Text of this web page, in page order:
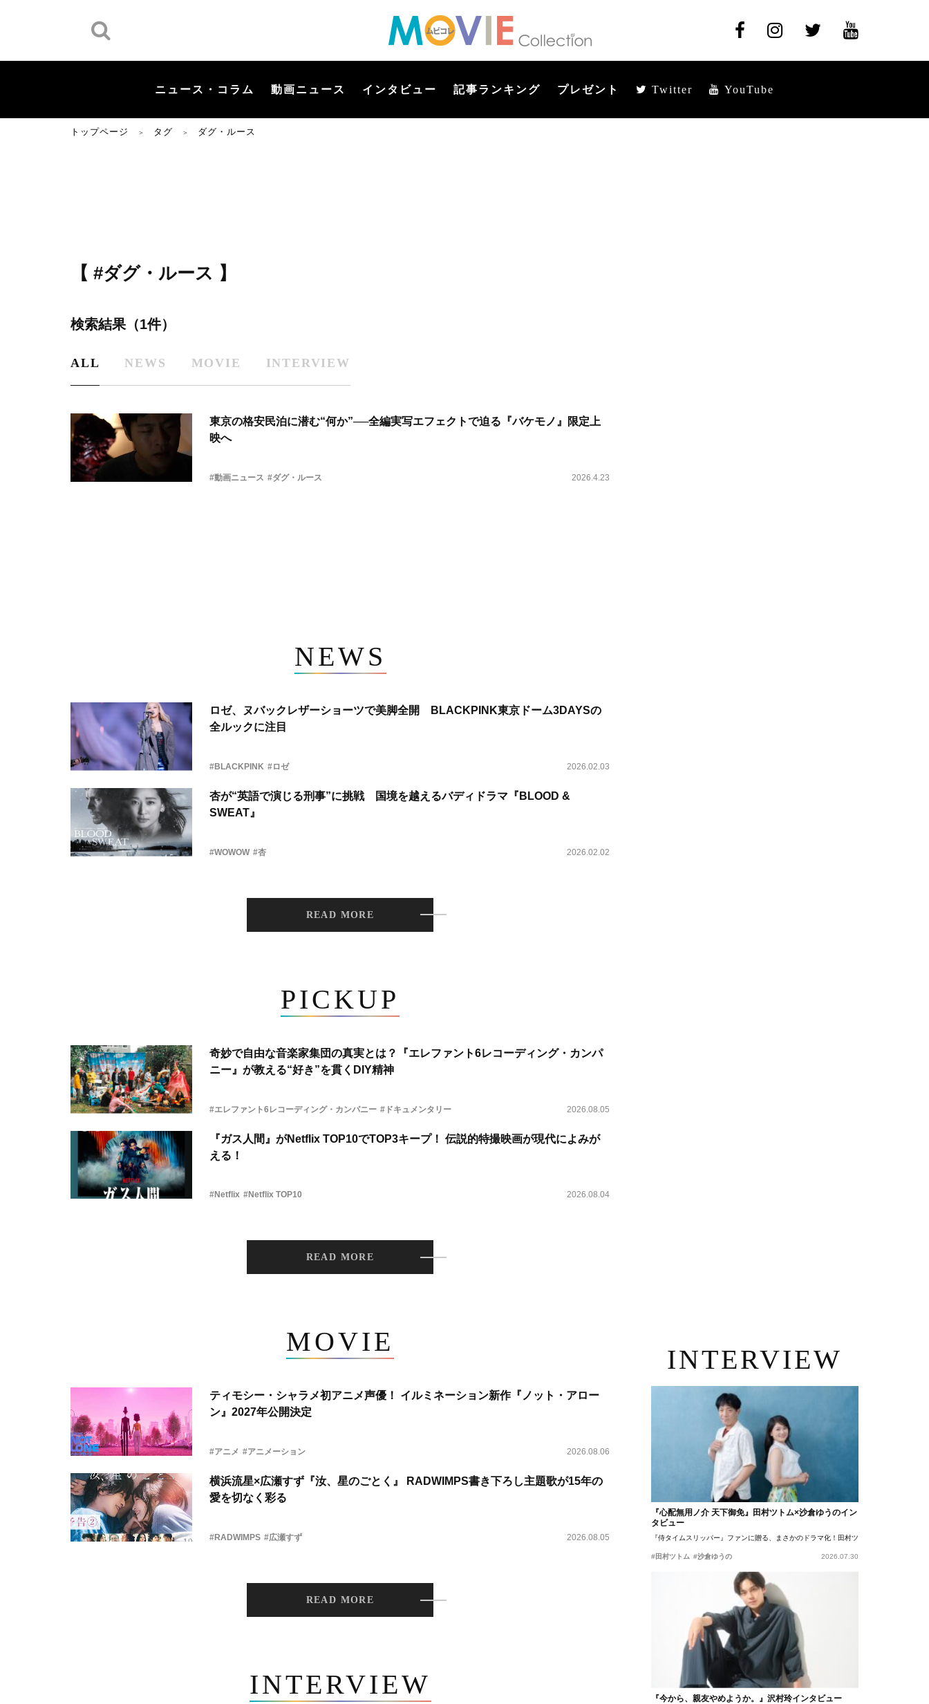
ニュース・コラム 動画ニュース インタビュー 記事ランキング プレゼント Twitter YouTube
トップページ ＞ タグ ＞ ダグ・ルース
【 #ダグ・ルース 】
検索結果（1件）
ALL NEWS MOVIE INTERVIEW
東京の格安民泊に潜む“何か”──全編実写エフェクトで迫る『バケモノ』限定上
映へ
#動画ニュース #ダグ・ルース 2026.4.23
NEWS
ロゼ、ヌバックレザーショーツで美脚全開 BLACKPINK東京ドーム3DAYSの
全ルックに注目
#BLACKPINK #ロゼ 2026.02.03
杏が“英語で演じる刑事”に挑戦 国境を越えるバディドラマ『BLOOD &
SWEAT』
#WOWOW #杏 2026.02.02
READ MORE
PICKUP
奇妙で自由な音楽家集団の真実とは？『エレファント6レコーディング・カンパ
ニー』が教える“好き”を貫くDIY精神
#エレファント6レコーディング・カンパニー #ドキュメンタリー 2026.08.05
『ガス人間』がNetflix TOP10でTOP3キープ！ 伝説的特撮映画が現代によみが
える！
#Netflix #Netflix TOP10 2026.08.04
READ MORE
MOVIE
ティモシー・シャラメ初アニメ声優！ イルミネーション新作『ノット・アロー
ン』2027年公開決定
#アニメ #アニメーション 2026.08.06
横浜流星×広瀬すず『汝、星のごとく』 RADWIMPS書き下ろし主題歌が15年の
愛を切なく彩る
#RADWIMPS #広瀬すず 2026.08.05
READ MORE
INTERVIEW
INTERVIEW
『心配無用ノ介 天下御免』田村ツトム×沙倉ゆうのイン
タビュー
『侍タイムスリッパー』ファンに贈る、まさかのドラマ化！田村ツトム×沙倉ゆうのが語
#田村ツトム #沙倉ゆうの 2026.07.30
『今から、親友やめようか。』沢村玲インタビュー